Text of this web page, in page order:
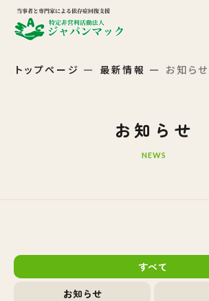
トップページ 最新情報 お知らせ
お知らせ
NEWS
すべて
お知らせ